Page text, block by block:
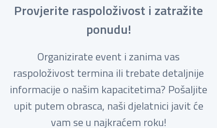
Provjerite raspoloživost i zatražite
ponudu!
Organizirate event i zanima vas
raspoloživost termina ili trebate detaljnije
informacije o našim kapacitetima? Pošaljite
upit putem obrasca, naši djelatnici javit će
vam se u najkraćem roku!